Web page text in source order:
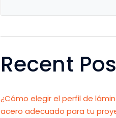
Recent
¿Cómo elegir el perfil de
acero adecuado para tu